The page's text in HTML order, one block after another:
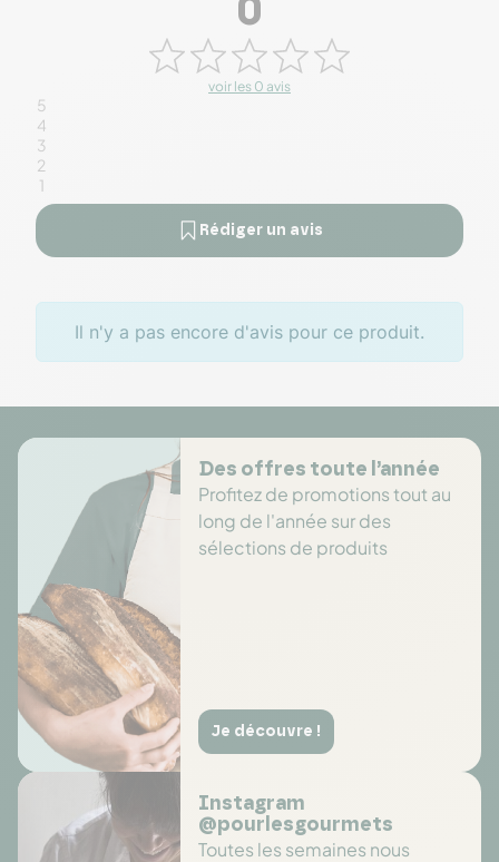
0
voir les 0 avis
5
4
3
2
1
Rédiger un avis
Il n'y a pas encore d'avis pour ce produit.
Des offres toute l’année
Profitez de promotions tout au
long de l'année sur des
sélections de produits
Je découvre !
Instagram
@pourlesgourmets
Toutes les semaines nous